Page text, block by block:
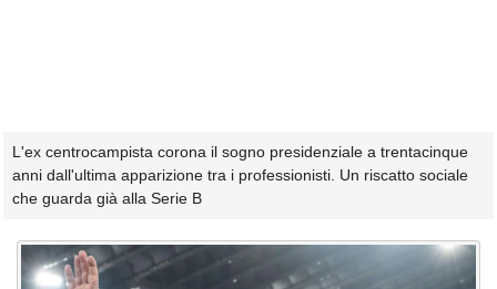
L'ex centrocampista corona il sogno presidenziale a trentacinque
anni dall'ultima apparizione tra i professionisti. Un riscatto sociale
che guarda già alla Serie B